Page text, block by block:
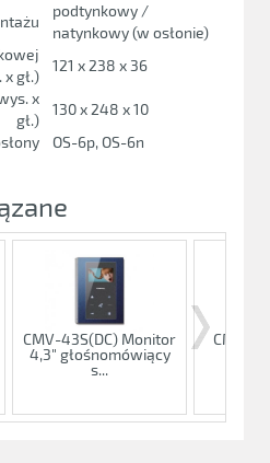
podtynkowy /
natynkowy (w osłonie)
gł.)
121 x 238 x 36
x
gł.)
130 x 248 x 10
OS-6p, OS-6n
CMV-43S(DC) Monitor
4,3" głośnomówiący
s...
CMV-